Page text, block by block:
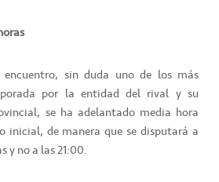
sin duda uno de los más
por la entidad del rival y su
se ha adelantado media hora
inicial, de manera que se disputará a
y no a las 21:00.